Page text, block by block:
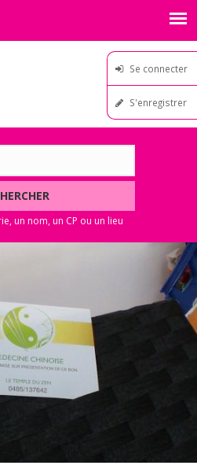
Se connecter
S'enregistrer